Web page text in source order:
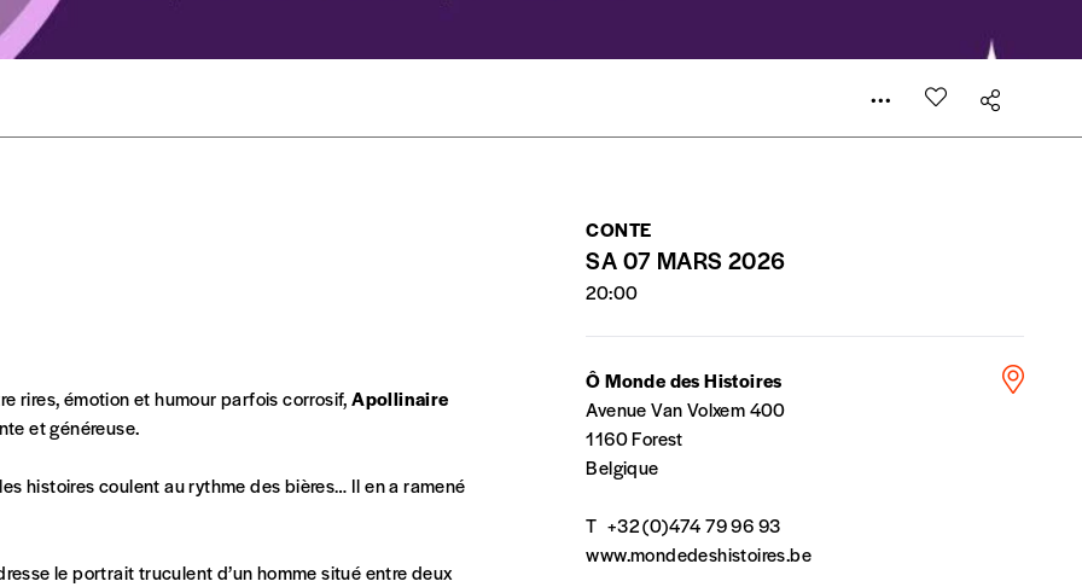
au numéro.
papier ou numérique.
avec en communication le numéro de la commande renseigné dans le mail de confirmation et
moment, même après avoir reçu plusieurs numéros. Ce paiement n’est pas indispensable. Il marque votre volonté de
Par numéro
rires, émotion et humour parfois corrosif,Apollinaire
et généreuse.
histoires coulent au rythme des bières… Il en a ramené
le portrait truculent d’un homme situé entre deux
CONTE
SA 07 MARS 2026
20:00
Ô Monde des Histoires
Avenue Van Volxem 400
1160 Forest
Belgique
T +32 (0)474 79 96 93
www.mondedeshistoires.be